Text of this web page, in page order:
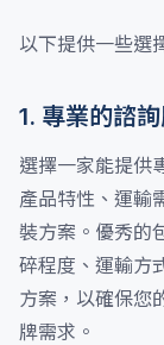
以下提供一些選
1. 專業的諮詢
選擇一家能提供
產品特性、運輸
裝方案。優秀的
碎程度、運輸方
方案，以確保您
牌需求。